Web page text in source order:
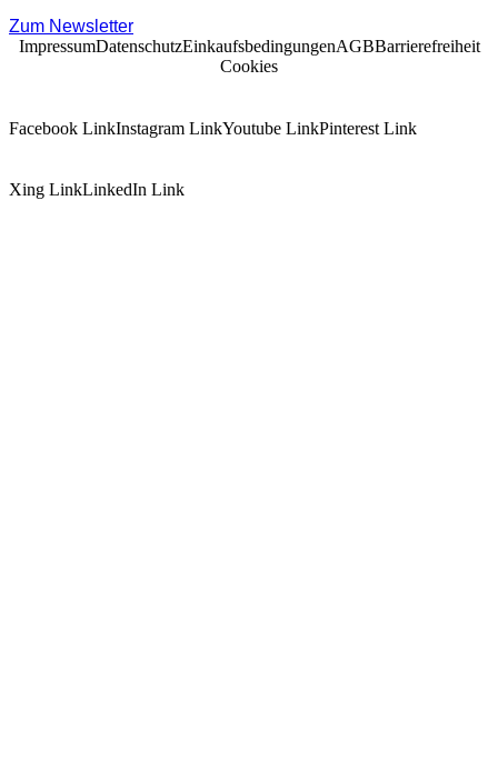
Zum Newsletter
ImpressumDatenschutzEinkaufsbedingungenAGBBarrierefreiheit
Cookies
Facebook LinkInstagram LinkYoutube LinkPinterest Link
Xing LinkLinkedIn Link